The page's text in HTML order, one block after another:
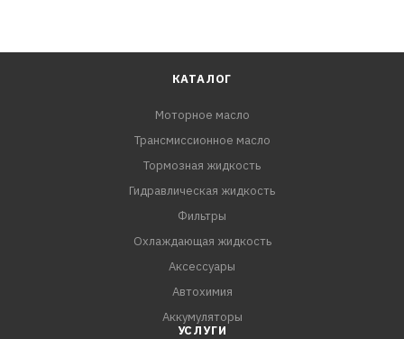
КАТАЛОГ
Моторное масло
Трансмиссионное масло
Тормозная жидкость
Гидравлическая жидкость
Фильтры
Охлаждающая жидкость
Аксессуары
Автохимия
Аккумуляторы
УСЛУГИ